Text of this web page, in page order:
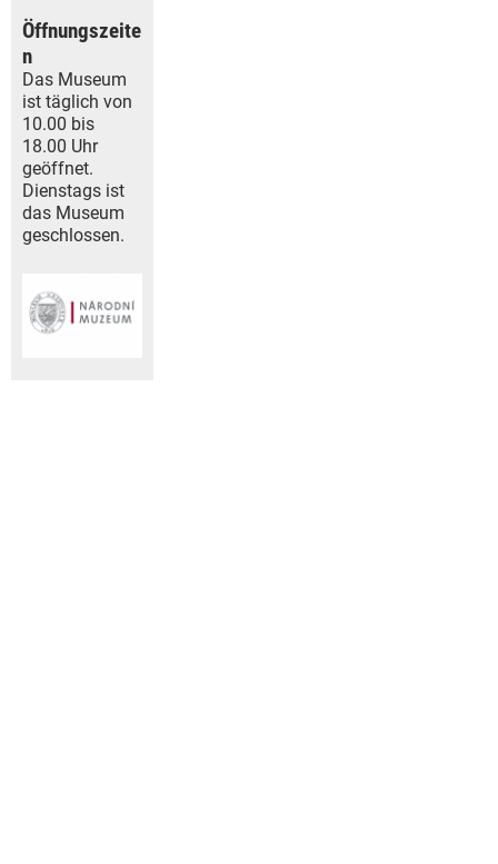
Öffnungszeite
n
Das Museum
ist täglich von
10.00 bis
18.00 Uhr
geöffnet.
Dienstags ist
das Museum
geschlossen.